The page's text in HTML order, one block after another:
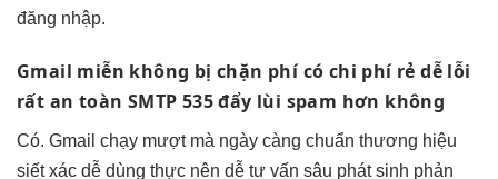
đăng nhập.
Gmail miễn không bị chặn phí có chi phí rẻ dễ lỗi
rất an toàn SMTP 535đẩy lùi spam hơn không
Có. Gmail chạy mượt mà ngày càng chuẩn thương hiệu
siết xác dễ dùng thực nên dễ tư vấn sâu phát sinh phản